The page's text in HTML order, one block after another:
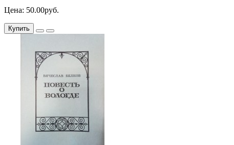
Цена: 50.00руб.
Купить